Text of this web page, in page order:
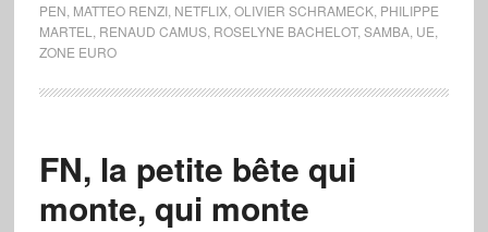
PEN MATTEO RENZI, NETFLIX, OLIVIER SCHRAMECK, PHILIPPE
MARTEL
RENAUD CAMUS, ROSELYNE BACHELOT, SAMBA, UE
ZONE EURO
FN, la petite bête qui
monte, qui monte